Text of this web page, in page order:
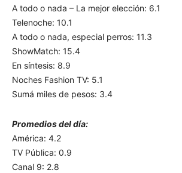
A todo o nada – La mejor elección: 6.1
Telenoche: 10.1
A todo o nada, especial perros: 11.3
ShowMatch: 15.4
En síntesis: 8.9
Noches Fashion TV: 5.1
Sumá miles de pesos: 3.4
Promedios del día:
América: 4.2
TV Pública: 0.9
Canal 9: 2.8